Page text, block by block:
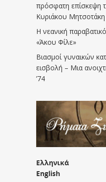
πρόσφατη
Κυριάκου Μητσοτάκη
Η νεανική
«Άκου Φίλε»
Βιασμοί γυναικών
εισβολή – Μια
’74
Ελληνικά
English